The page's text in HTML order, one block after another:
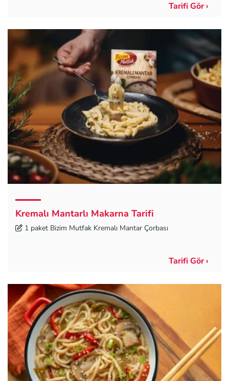
Tarifi Gör ›
Kremalı Mantarlı Makarna Tarifi
1 paket Bizim Mutfak Kremalı Mantar Çorbası
Tarifi Gör ›